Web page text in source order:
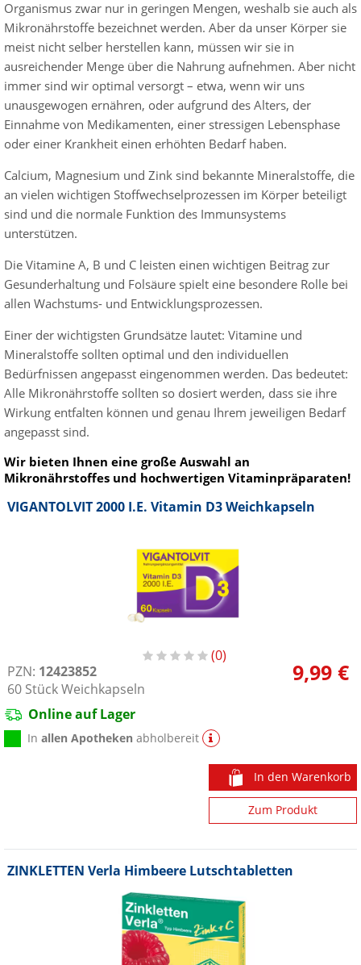
Organismus zwar nur in geringen Mengen, weshalb sie auch als
Mikronährstoffe bezeichnet werden. Aber da unser Körper sie
meist nicht selber herstellen kann, müssen wir sie in
ausreichender Menge über die Nahrung aufnehmen. Aber nicht
immer sind wir optimal versorgt – etwa, wenn wir uns
unausgewogen ernähren, oder aufgrund des Alters, der
Einnahme von Medikamenten, einer stressigen Lebensphase
oder einer Krankheit einen erhöhten Bedarf haben.
Calcium, Magnesium und Zink sind bekannte Mineralstoffe, die
an vielen wichtigen Stoffwechselprozessen im Körper beteiligt
sind und die normale Funktion des Immunsystems
unterstützen.
Die Vitamine A, B und C leisten einen wichtigen Beitrag zur
Gesunderhaltung und Folsäure spielt eine besondere Rolle bei
allen Wachstums- und Entwicklungsprozessen.
Einer der wichtigsten Grundsätze lautet: Vitamine und
Mineralstoffe sollten optimal und den individuellen
Bedürfnissen angepasst eingenommen werden. Das bedeutet:
Alle Mikronährstoffe sollten so dosiert werden, dass sie ihre
Wirkung entfalten können und genau Ihrem jeweiligen Bedarf
angepasst sind.
Wir bieten Ihnen eine große Auswahl an
Mikronährstoffes und hochwertigen Vitaminpräparaten!
VIGANTOLVIT 2000 I.E. Vitamin D3 Weichkapseln
0
PZN: 12423852
60 Stück Weichkapseln
9,99 €
Online auf Lager
Inallen Apotheken abholbereit
In den Warenkorb
Zum Produkt
ZINKLETTEN Verla Himbeere Lutschtabletten